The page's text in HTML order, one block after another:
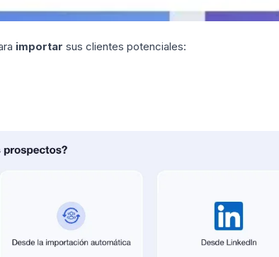
importar sus clientes potenciales: